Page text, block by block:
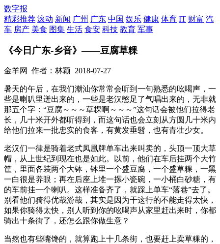
数字报
精彩推荐 滚动 新闻 广州 广东 中国 娱乐 健康 体育 IT 财富 汽
车 房产 美食 图集 生活 食安 科技 教育 军事
《今日广东-乡音》——豆腐草粿
金羊网 作者：林颖 2018-07-27
暑天的午后，在我们潮汕你常常会听到一句熟悉的吆喝声，一
些是喇叭里迸出来的，一些是老汉憋足了气唱出来的，无非就
那五个字：“豆腐～～～草粿啊～～～”这句话会被他们拉得老
长，几十米开外都听得到，而这句话也会立刻从方圆几十米内
给他们拉来一批忠实的食客，有黄发垂髫，也有青壮少女。
老汉们一律是骑着老式凤凰牌单车出来叫卖的，头顶一顶大草
帽，从上世纪到现在也是如此。以前，他们在车后挂两个大竹
筐，里面各装两个大钵，钵里一个盛豆腐，一个盛草粿，一黑
一白很是养眼；再在后座上堆一摞小瓷碗，一小桶白砂糖，有
的车前挂一个喇叭。这样准备齐了，就踩上单车“落巷”去了。
别看他们骑得优哉游哉，其实是因为干这行的不能走得太快，
如果你骑得太快，别人听到你的吆喝声从家里赶出来时，你都
骑出十条街了，还怎么跟你做生意？
当然也有些嘴馋的，就算跑上十几条街，也要赶上卖草粿的，